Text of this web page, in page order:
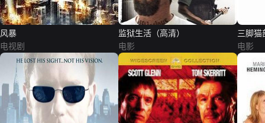
风暴
电视剧
监狱生活（高清）
电影
三脚猫
电影